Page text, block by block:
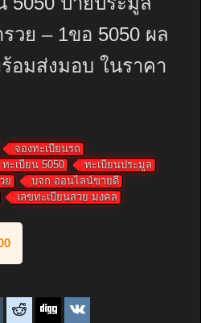
วย – 1ขอ 5050 ผล
อมส่งมอบ ในราคา
จองทะเบียนรถ
ทะเบียน 5050
ทะเบียนประมูล
ย
บจก ออนไลน์ขายดี
เลขทะเบียนสวย มงคล